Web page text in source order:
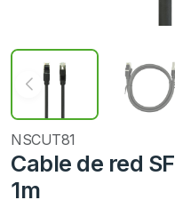
NSCUT81
Cable de red
1m